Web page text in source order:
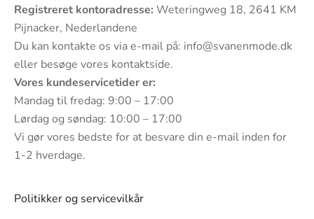
Registreret kontoradresse: Weteringweg 18, 2641 KM
Pijnacker, Nederlandene
Du kan kontakte os via e-mail på: info@svanenmode.dk
eller besøge vores kontaktside.
Vores kundeservicetider er:
Mandag til fredag: 9:00 – 17:00
Lørdag og søndag: 10:00 – 17:00
Vi gør vores bedste for at besvare din e-mail inden for
1-2 hverdage.
Politikker og servicevilkår